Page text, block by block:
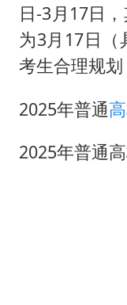
日-3月17日
为3月17日
考生合理规划
2025年普通
2025年普通